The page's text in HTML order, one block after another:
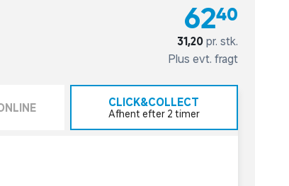
62,40
31,20pr. stk.
Plus evt. fragt
CLICK&COLLECT
Afhent efter 2 timer